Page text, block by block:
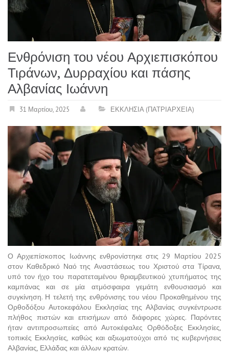
Ενθρόνιση του νέου Αρχιεπισκόπου
Τιράνων, Δυρραχίου και πάσης
Αλβανίας Ιωάννη
31 Μαρτίου, 2025 ΕΚΚΛΗΣΙΑ (ΠΑΤΡΙΑΡΧΕΙΑ)
Ο Αρχιεπίσκοπος Ιωάννης ενθρονίστηκε στις 29 Μαρτίου 2025
στον Καθεδρικό Ναό της Αναστάσεως του Χριστού στα Τίρανα,
υπό τον ήχο του παρατεταμένου θριαμβευτικού χτυπήματος της
καμπάνας και σε μία ατμόσφαιρα γεμάτη ενθουσιασμό και
συγκίνηση. Η τελετή της ενθρόνισης του νέου Προκαθημένου της
Ορθοδόξου Αυτοκεφάλου Εκκλησίας της Αλβανίας συγκέντρωσε
πλήθος πιστών και επισήμων από διάφορες χώρες. Παρόντες
ήταν αντιπροσωπείες από Αυτοκέφαλες Ορθόδοξες Εκκλησίες,
τοπικές Εκκλησίες, καθώς και αξιωματούχοι από τις κυβερνήσεις
Αλβανίας, Ελλάδας και άλλων κρατών.